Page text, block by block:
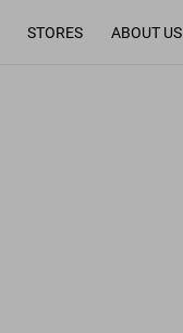
STORES ABOUT US